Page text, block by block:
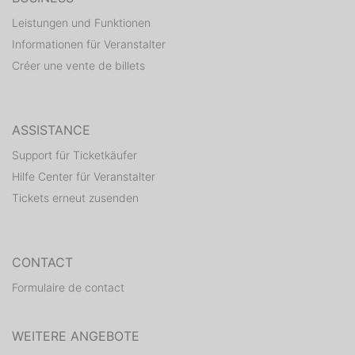
Leistungen und Funktionen
Informationen für Veranstalter
Créer une vente de billets
ASSISTANCE
Support für Ticketkäufer
Hilfe Center für Veranstalter
Tickets erneut zusenden
CONTACT
Formulaire de contact
WEITERE ANGEBOTE